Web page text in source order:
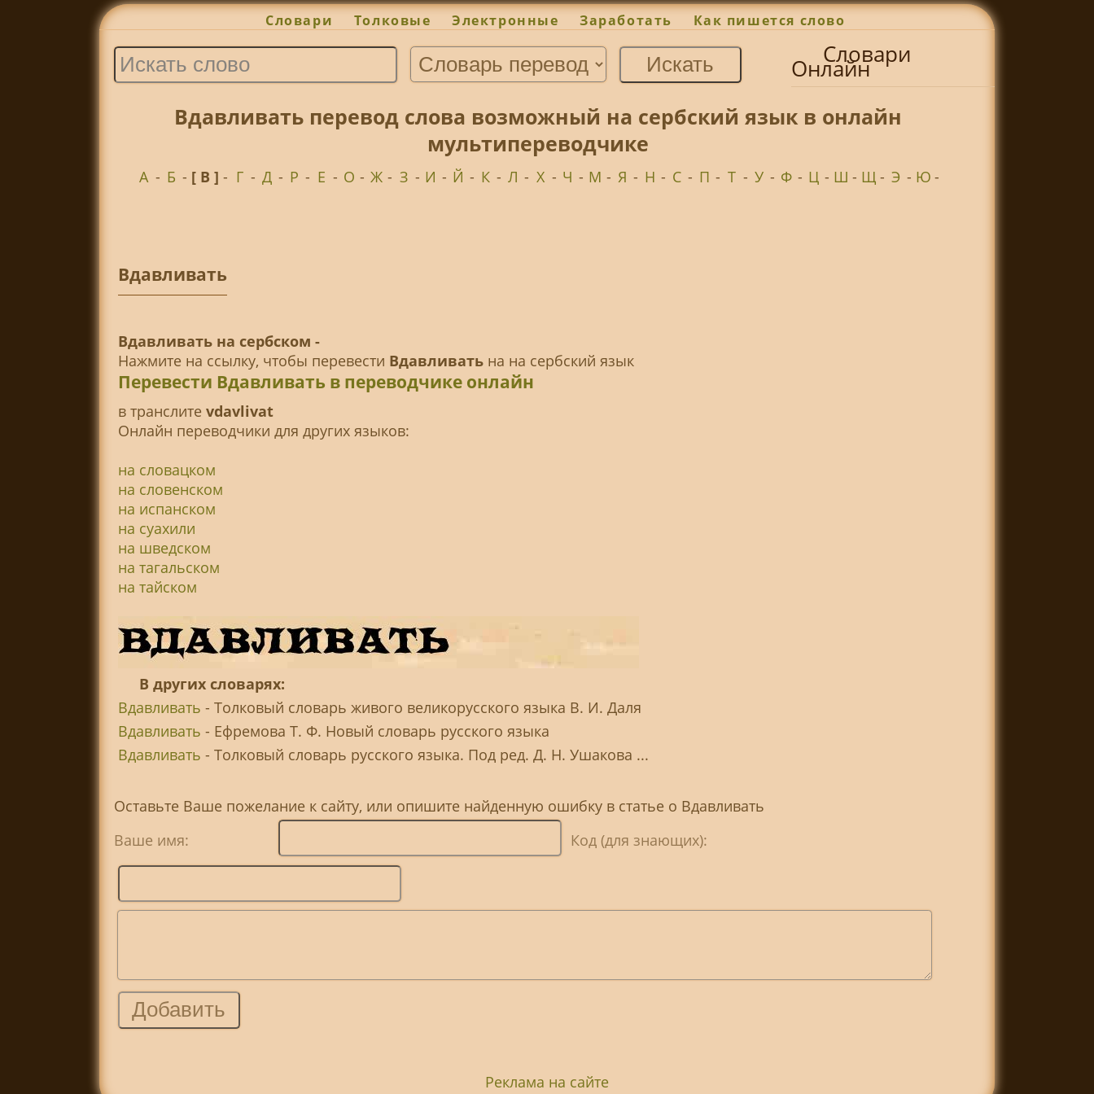
Словари Толковые Электронные Заработать Как пишется слово
Словари
Онлайн
Вдавливать перевод слова возможный на сербский язык в онлайн
мультипереводчике
А - Б - [ В ]- Г - Д - Р - Е - О - Ж - З - И - Й - К - Л - Х - Ч - М - Я - Н - С - П - Т - У - Ф - Ц - Ш - Щ- Э - Ю-
Вдавливать
Вдавливать на сербском -
Нажмите на ссылку, чтобы перевести Вдавливатьна на сербский язык
Перевести Вдавливать в переводчике онлайн
в транслитe vdavlivat
Онлайн переводчики для других языков:
на словацком
на словенском
на испанском
на суахили
на шведском
на тагальском
на тайском
В других словарях:
Вдавливать - Толковый словарь живого великорусского языка В. И. Даля
Вдавливать - Ефремова Т. Ф. Новый словарь русского языка
Вдавливать - Толковый словарь русского языка. Под ред. Д. Н. Ушакова ...
Оставьте Ваше пожелание к сайту, или опишите найденную ошибку в статье о Вдавливать
Ваше имя:
Код (для знающих):
Реклама на сайте